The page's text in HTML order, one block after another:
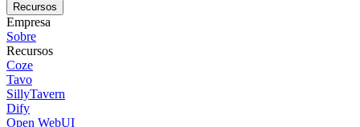
Recursos
Empresa
Sobre
Recursos
Coze
Tavo
SillyTavern
Dify
Open WebUI